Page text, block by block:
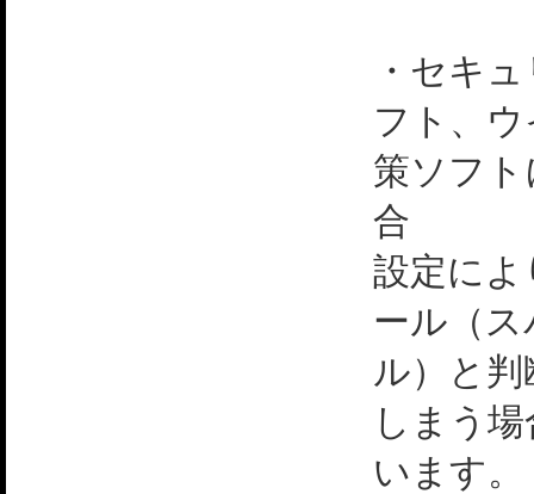
・セキ
フト、
策ソフ
合
設定に
ール（
ル）と
しまう
います。